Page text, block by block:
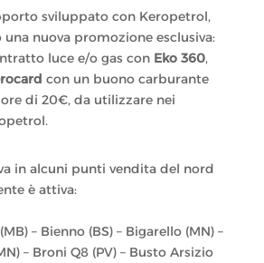
sviluppato con Keropetrol,
nuova promozione esclusiva:
luce e/o gas con Eko 360,
con un buono carburante
di 20€, da utilizzare nei
in alcuni punti vendita del nord
è attiva:
– Bienno (BS) – Bigarello (MN) –
– Broni Q8 (PV) – Busto Arsizio